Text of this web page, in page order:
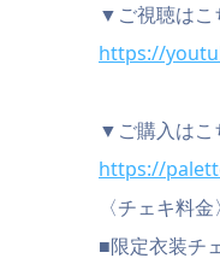
▼ご視聴はこ
https://
▼ご購入はこ
https://
〈チェキ料金〉
■限定衣装チ